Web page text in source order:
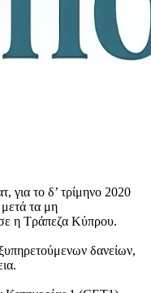
για το δ’ τρίμηνο 2020
τα μη
η Τράπεζα Κύπρου.
δανείων,